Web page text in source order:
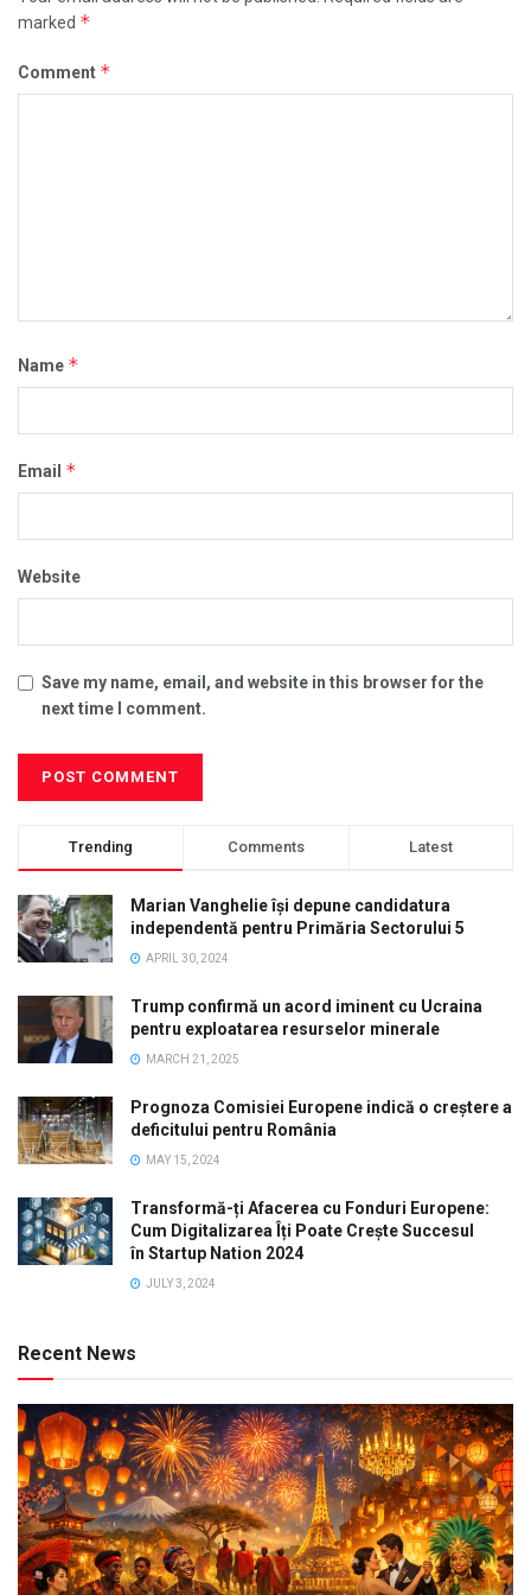
marked *
Comment *
Name *
Email *
Website
Save my name, email, and website in this browser for the
next time I comment.
Trending Comments Latest
Marian Vanghelie își depune candidatura
independentă pentru Primăria Sectorului 5
APRIL 30, 2024
Trump confirmă un acord iminent cu Ucraina
pentru exploatarea resurselor minerale
MARCH 21, 2025
Prognoza Comisiei Europene indică o creștere a
deficitului pentru România
MAY 15, 2024
Transformă-ți Afacerea cu Fonduri Europene:
Cum Digitalizarea Îți Poate Crește Succesul
în Startup Nation 2024
JULY 3, 2024
Recent News